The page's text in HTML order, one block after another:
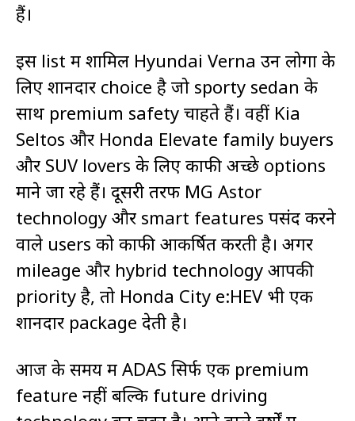
हैं।
इस list में शामिल Hyundai Verna उन लोगों के
लिए शानदार choice है जो sporty sedan के
साथ premium safety चाहते हैं। वहीं Kia
Seltos और Honda Elevate family buyers
और SUV lovers के लिए काफी अच्छे options
माने जा रहे हैं। दूसरी तरफ MG Astor
technology और smart features पसंद करने
वाले users को काफी आकर्षित करती है। अगर
mileage और hybrid technology आपकी
priority है, तो Honda City e:HEV भी एक
शानदार package देती है।
आज के समय में ADAS सिर्फ एक premium
feature नहीं बल्कि future driving